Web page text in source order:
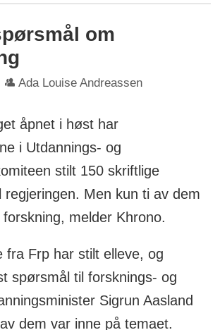
om
Ada Louise Andreassen
åpnet i høst har
i Utdannings- og
stilt 150 skriftlige
regjeringen. Men kun ti av dem
melder Khrono.
fra Frp har stilt elleve, og
spørsmål til forsknings- og
Sigrun Aasland
dem var inne på temaet.